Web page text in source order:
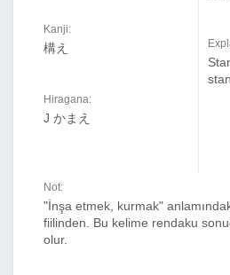
Kanji:
構え
Hiragana:
J かまえ
Not:
"İnşa etmek, kurmak"
fiilinden. Bu kelime rendaku
olur.